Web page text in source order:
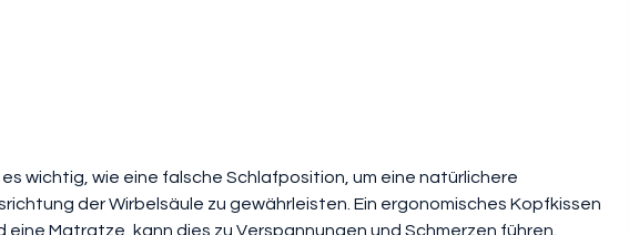
der Wirbelsäule zu gewährleisten. Ein ergonomisches Kopfkissen
eine Matratze, kann dies zu Verspannungen und Schmerzen führen.